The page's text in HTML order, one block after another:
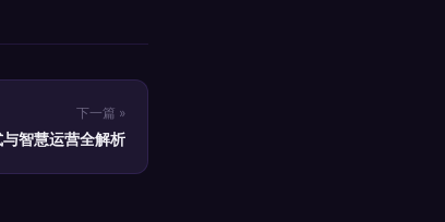
下一篇 »
智慧运营全解析